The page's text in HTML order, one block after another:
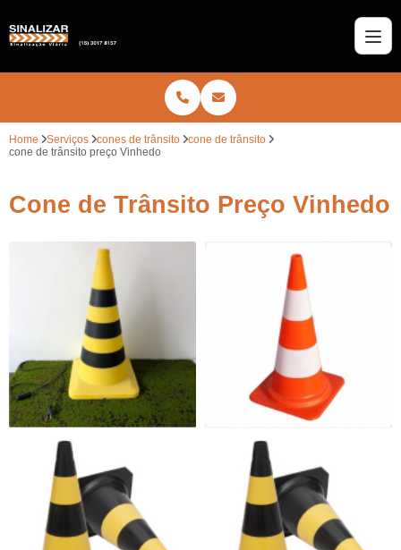
Home Serviços cones de trânsito
cone de trânsito
cone de trânsito preço Vinhedo
Cone de Trânsito Preço Vinhedo